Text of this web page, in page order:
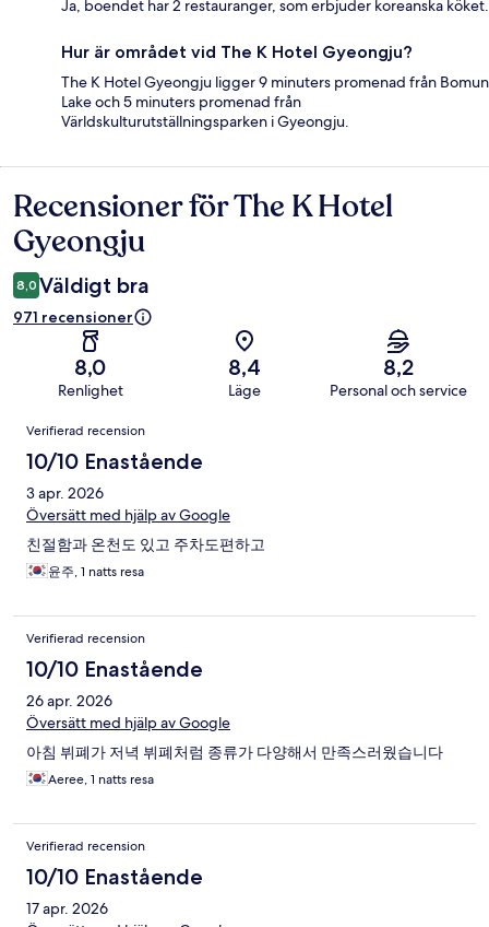
Ja, boendet har 2 restauranger, som erbjuder koreanska köket.
Hur är området vid The K Hotel Gyeongju?
The K Hotel Gyeongju ligger 9 minuters promenad från Bomun
Lake och 5 minuters promenad från
Världskulturutställningsparken i Gyeongju.
Recensioner
Recensioner för The K Hotel
Gyeongju
8,0 Väldigt bra
971 recensioner
8,0
Renlighet
8,4
Läge
8,2
Personal och service
Recensioner
Verifierad recension
10/10 Enastående
3 apr. 2026
Översätt med hjälp av Google
친절함과 온천도 있고 주차도편하고
윤주, 1 natts resa
Verifierad recension
10/10 Enastående
26 apr. 2026
Översätt med hjälp av Google
아침 뷔폐가 저녁 뷔폐처럼 종류가 다양해서 만족스러웠습니다
Aeree, 1 natts resa
Verifierad recension
10/10 Enastående
17 apr. 2026